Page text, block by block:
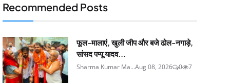
Recommended Posts
फूल-मालाएं, खुली जीप और बजे ढोल-नगाड़े,
सांसद पप्पू यादव...
Sharma Kumar Ma...Aug 08, 2026 0 7